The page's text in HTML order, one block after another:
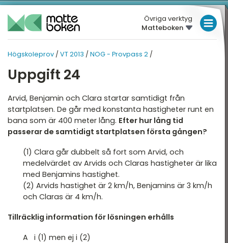
Övriga verktyg
Matteboken
Högskoleprov / VT 2013 / NOG - Provpass 2 /
Uppgift 24
Arvid, Benjamin och Clara startar samtidigt från
startplatsen. De går med konstanta hastigheter runt en
bana som är 400 meter lång. Efter hur lång tid
passerar de samtidigt startplatsen första gången?
(1) Clara går dubbelt så fort som Arvid, och
medelvärdet av Arvids och Claras hastigheter är lika
med Benjamins hastighet.
(2) Arvids hastighet är 2 km/h, Benjamins är 3 km/h
och Claras är 4 km/h.
Tillräcklig information för lösningen erhålls
A i (1) men ej i (2)
LÅGSTADIET
MELLANSTADIET
GYMNASIET
HÖGSKOLEPROV
Översikt
2026
2025
2025
2024
2024
2023
2023
HÖGSKOLEPROV
Översikt
XYZ - Provpass 2
KVA - Provpass 2
KVA - Provpass 4
NOG - Provpass 4
MATTE PÅ LÄTT SV
KUL MED MATTE